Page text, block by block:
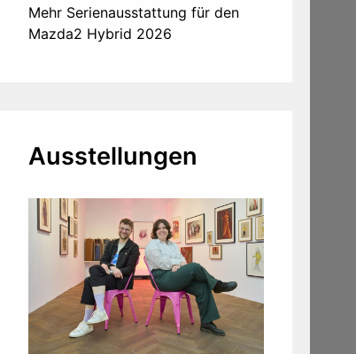
Mehr Serienausstattung für den
Mazda2 Hybrid 2026
Ausstellungen